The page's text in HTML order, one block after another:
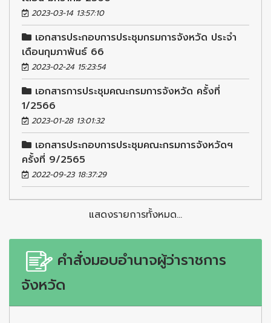
2023-03-14 13:57:10
เอกสารประกอบการประชุมกรมการจังหวัด ประจำ
เดือนกุมภาพันธ์ 66
2023-02-24 15:23:54
เอกสารการประชุมคณะกรมการจังหวัด ครั้งที่
1/2566
2023-01-28 13:01:32
เอกสารประกอบการประชุมคณะกรมการจังหวัดฯ
ครั้งที่ 9/2565
2022-09-23 18:37:29
แสดงรายการทั้งหมด...
คำสั่งมอบอำนาจผู้ว่าราชการ
จังหวัด